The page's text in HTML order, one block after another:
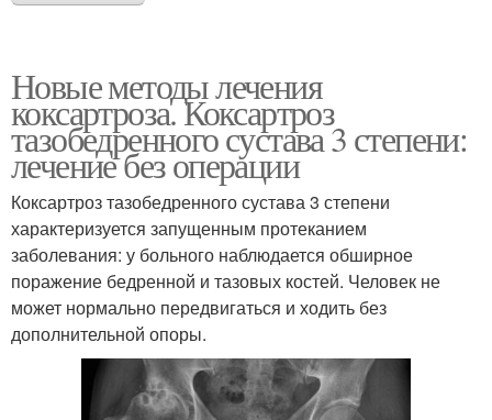
Новые методы лечения
коксартроза. Коксартроз
тазобедренного сустава 3 степени:
лечение без операции
Коксартроз тазобедренного сустава 3 степени
характеризуется запущенным протеканием
заболевания: у больного наблюдается обширное
поражение бедренной и тазовых костей. Человек не
может нормально передвигаться и ходить без
дополнительной опоры.